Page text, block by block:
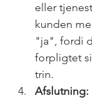
eller
kunden
"ja", fordi
forpligtet
trin.
Afslutning: